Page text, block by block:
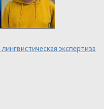
лингвистическая экспертиза